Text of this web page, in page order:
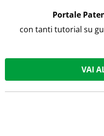
Portale
con tanti tutorial su
VAI